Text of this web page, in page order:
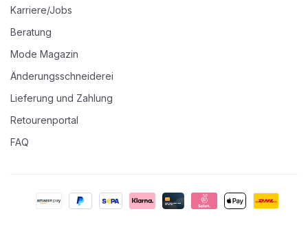
Karriere/Jobs
Beratung
Mode Magazin
Änderungsschneiderei
Lieferung und Zahlung
Retourenportal
FAQ